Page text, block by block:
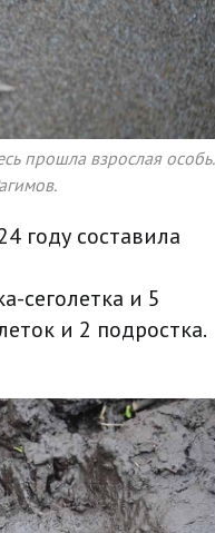
прошла взрослая особь.
году составила
сеголетка и 5
и 2 подростка.